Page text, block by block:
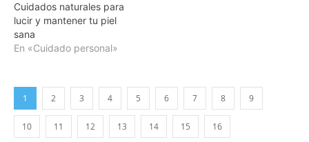
Cuidados naturales para
lucir y mantener tu piel
sana
En «Cuidado personal»
1 2 3 4 5 6 7 8 9
10 11 12 13 14 15 16